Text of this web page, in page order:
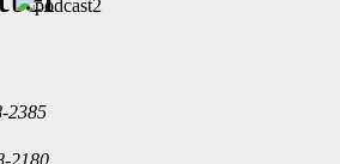
2385
2180